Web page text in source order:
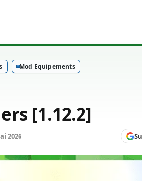
Mod Equipements
[1.12.2]
2026